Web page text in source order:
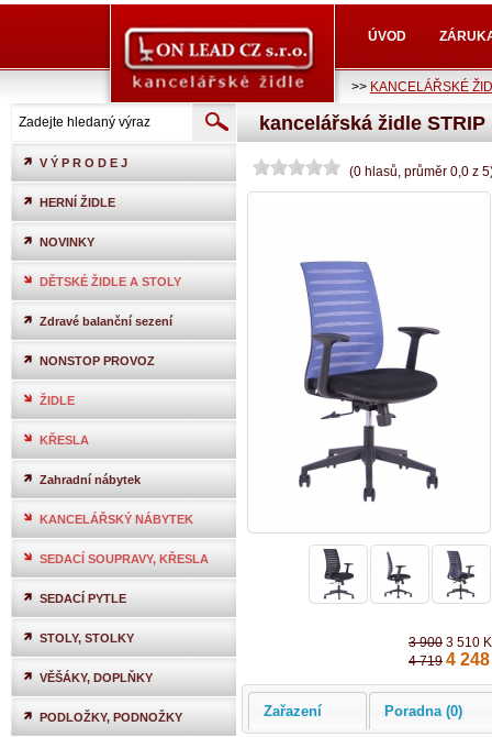
ÚVOD
>> KANCELÁŘSKÉ
V Ý P R O D E J
HERNÍ ŽIDLE
NOVINKY
DĚTSKÉ ŽIDLE A STOLY
Zdravé balanční sezení
NONSTOP PROVOZ
ŽIDLE
KŘESLA
Zahradní nábytek
KANCELÁŘSKÝ NÁBYTEK
SEDACÍ SOUPRAVY, KŘESLA
SEDACÍ PYTLE
STOLY, STOLKY
VĚŠÁKY, DOPLŇKY
PODLOŽKY, PODNOŽKY
kancelářská židle STRIP
(0 hlasů, průměr 0,0 z 5
3 900 3 510
4 719 4 248
Zařazení Poradna (0)